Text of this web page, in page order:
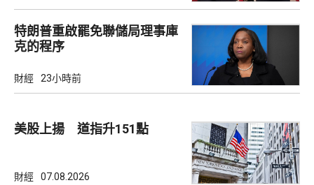
特朗普重啟罷免聯儲局理事庫
克的程序
財經 23小時前
美股上揚 道指升151點
財經 07.08.2026